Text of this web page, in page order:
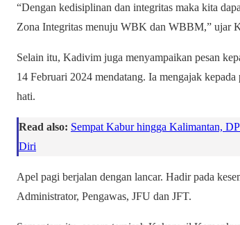
“Dengan kedisiplinan dan integritas maka kita
Zona Integritas menuju WBK dan WBBM,” ujar
Selain itu, Kadivim juga menyampaikan pesan
14 Februari 2024 mendatang. Ia mengajak
hati.
Read also: Sempat Kabur hingga Kalimantan,
Diri
Apel pagi berjalan dengan lancar. Hadir pada
Administrator, Pengawas, JFU dan JFT.